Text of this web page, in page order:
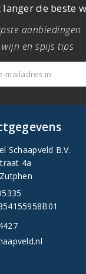
langer de beste
aanbiedingen
en spijs tips
Schaapveld B.V.
4a